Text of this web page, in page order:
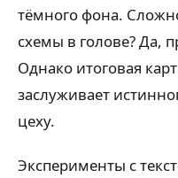
тёмного фона.
схемы в голове? Да,
Однако итоговая
заслуживает
цеху.
Эксперименты с